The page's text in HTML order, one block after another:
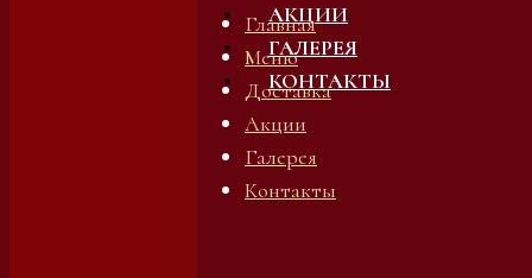
АКЦИИ
ГАЛЕРЕЯ
КОНТАКТЫ
Главная
Меню
Доставка
Акции
Галерея
Контакты